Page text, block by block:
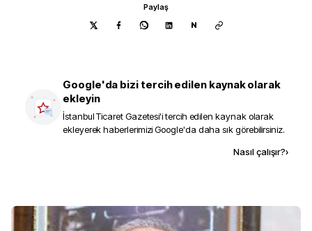
Paylaş
N
Google'da bizi tercih edilen kaynak olarak
ekleyin
İstanbul Ticaret Gazetesi'i tercih edilen kaynak olarak
ekleyerek haberlerimizi Google'da daha sık görebilirsiniz.
Nasıl çalışır?›